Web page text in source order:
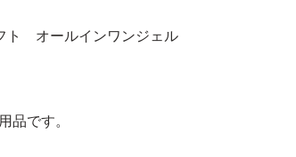
ト オールインワンジェル
品です。